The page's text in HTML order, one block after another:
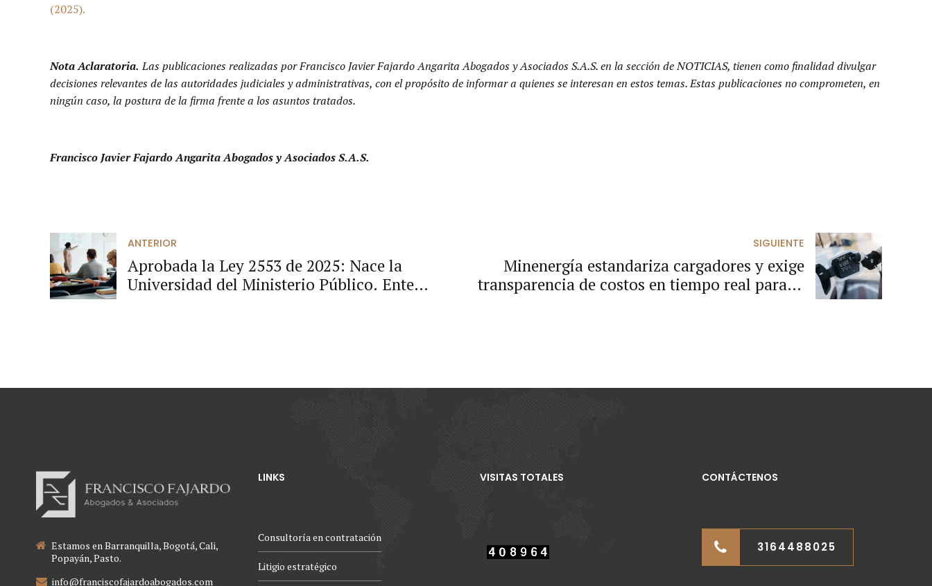
(2025).
NotaAclaratoria. Las publicaciones realizadas por Francisco Javier Fajardo Angarita Abogados y Asociados S.A.S. en la sección de NOTICIAS, tienen como finalidad divulgar
decisiones relevantes de las autoridades judiciales y administrativas, con el propósito de informar a quienes se interesan en estos temas. Estas publicaciones no comprometen, en
ningún caso, la postura de la firma frente a los asuntos tratados.
Francisco Javier Fajardo Angarita Abogados y Asociados S.A.S.
ANTERIOR
Aprobada la Ley 2553 de 2025: Nace la
Universidad del Ministerio Público. Ente
SIGUIENTE
Minenergía estandariza cargadores y exige
transparencia de costos en tiempo real para la
Estamos en Barranquilla, Bogotá, Cali,
Popayán, Pasto.
info@franciscofajardoabogados.com
LINKS
Consultoría en contratación
Litigio estratégico
VISITAS TOTALES CONTÁCTENOS
3164488025